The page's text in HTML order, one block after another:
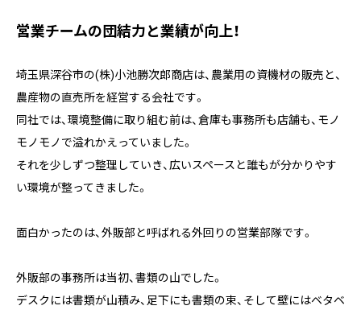
営業チームの団結力と業績が向上！
埼玉県深谷市の(株)小池勝次郎商店は、農業用の資機材の販売と、
農産物の直売所を経営する会社です。
同社では、環境整備に取り組む前は、倉庫も事務所も店舗も、モノ
モノモノで溢れかえっていました。
それを少しずつ整理していき、広いスペースと誰もが分かりやす
い環境が整ってきました。
面白かったのは、外販部と呼ばれる外回りの営業部隊です。
外販部の事務所は当初、書類の山でした。
デスクには書類が山積み、足下にも書類の束、そして壁にはベタベ